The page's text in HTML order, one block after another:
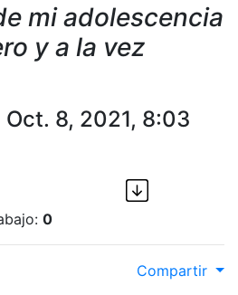
mi adolescencia
y a la vez
Oct. 8, 2021, 8:03
0
Compartir